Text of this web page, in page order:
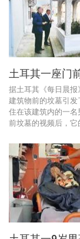
土耳其一座门
据土耳其《每日晨
建筑物前的坟墓引
住在该建筑内的一
前坟墓的视频后，它